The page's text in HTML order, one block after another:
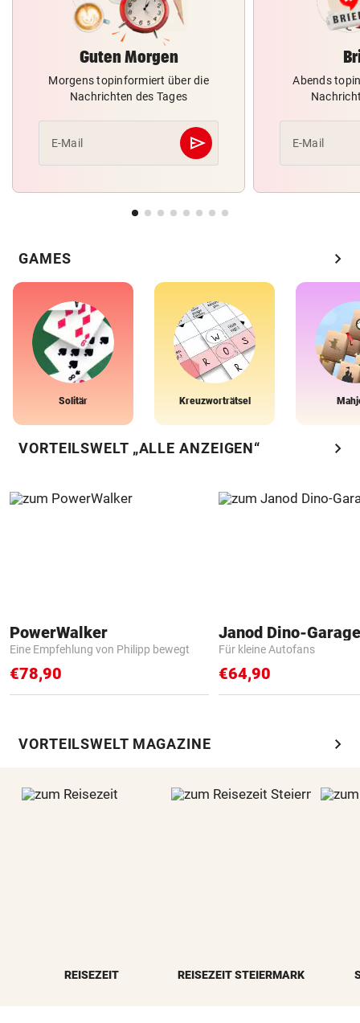
Guten Morgen
Morgens topinformiert über die
Nachrichten des Tages
E-Mail send
Abschicken
Abends
E-Mail
GAMES chevron_right
Solitär Kreuzworträtsel
VORTEILSWELT „ALLE ANZEIGEN“ chevron_right
PowerWalker
Eine Empfehlung von Philipp bewegt
€78,90
Janod Dino-Garage
Für kleine Autofans
€64,90
VORTEILSWELT MAGAZINE chevron_right
REISEZEIT REISEZEIT STEIERMARK